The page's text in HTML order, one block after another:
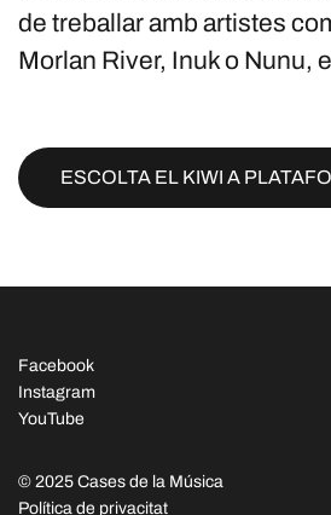
de treballar amb artistes
Morlan River, Inuk o Nunu,
ESCOLTA EL KIWI A
Facebook
Instagram
YouTube
© 2025 Cases de la Música
Política de privacitat